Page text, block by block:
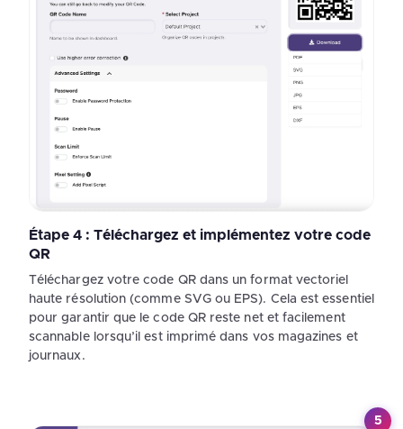
Étape 4 : Téléchargez et implémentez votre code
QR
Téléchargez votre code QR dans un format vectoriel
haute résolution (comme SVG ou EPS). Cela est essentiel
pour garantir que le code QR reste net et facilement
scannable lorsqu’il est imprimé dans vos magazines et
journaux.
5